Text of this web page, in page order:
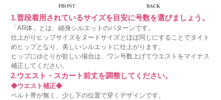
1.普段着用されているサイズを目安に号数を選びましょう。
「AR体」とは、細身シルエットのパターンです。
仕上がりヒップサイズをヌードサイズとほぼ同じにすることでタイト
めヒップとなり、美しいシルエットに仕上がります。
ヒップにゆとりが欲しい場合は、ワン号数上げてウエストをマイナス
補正してください。
2.ウエスト・スカート前丈を調整してください。
◆ウエスト補正◆
ベルト帯が無く、少し下の位置で穿くデザインです。